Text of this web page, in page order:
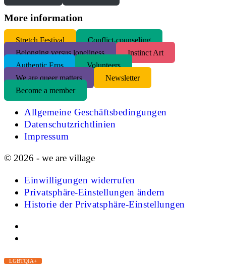
More information
Stretch Festival
Conflict-counseling
Belonging versus loneliness
Instinct Art
Authentic Eros
Volunteers
We are queer matters
Newsletter
Become a member
Allgemeine Geschäftsbedingungen
Datenschutzrichtlinien
Impressum
© 2026 - we are village
Einwilligungen widerrufen
Privatsphäre-Einstellungen ändern
Historie der Privatsphäre-Einstellungen
LGBTQIA+